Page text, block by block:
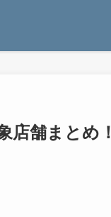
店舗まとめ！